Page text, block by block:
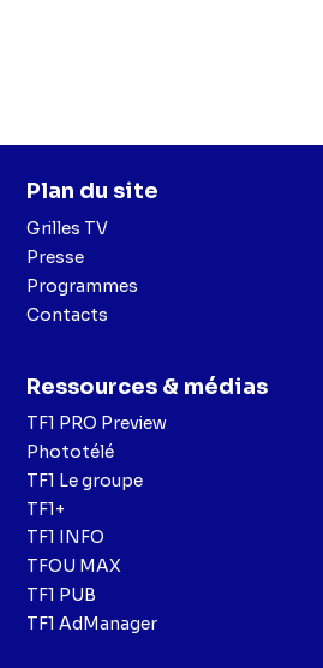
Plan du site
Grilles TV
Presse
Programmes
Contacts
Ressources & médias
TF1 PRO Preview
Phototélé
TF1 Le groupe
TF1+
TF1 INFO
TFOU MAX
TF1 PUB
TF1 AdManager